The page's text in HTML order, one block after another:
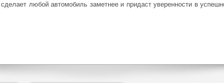
любой автомобиль заметнее и придаст уверенности в